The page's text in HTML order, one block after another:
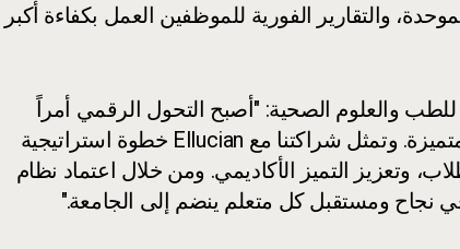
والتقارير الفورية للموظفين العمل بكفاءة أكبر
والعلوم الصحية: "أصبح التحول الرقمي أمراً
أساسياً في التعليم العالي، وليس خياراً، لتقديم تجربة أكاديمية متميزة. وتمثل شراكتنا مع Ellucian خطوة استراتيجية
وتعزيز التميز الأكاديمي. ومن خلال اعتماد نظام